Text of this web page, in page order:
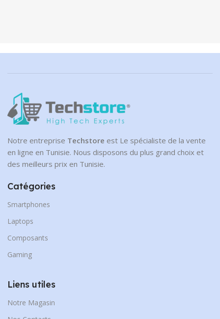
Notre entreprise Techstore est Le spécialiste de la vente
en ligne en Tunisie. Nous disposons du plus grand choix et
des meilleurs prix en Tunisie.
Catégories
Smartphones
Laptops
Composants
Gaming
Liens utiles
Notre Magasin